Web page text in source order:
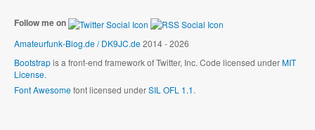
Follow me on
Amateurfunk-Blog.de / DK9JC.de2014 - 2026
Bootstrapis a front-end framework of Twitter, Inc. Code licensed underMIT
License.
Font Awesomefont licensed underSIL OFL 1.1.